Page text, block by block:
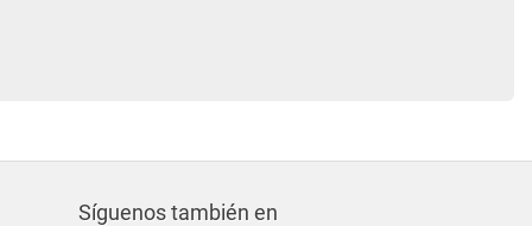
Síguenos también en